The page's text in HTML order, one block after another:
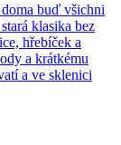
buď všichni
klasika bez
hřebíček a
a krátkému
a ve sklenici